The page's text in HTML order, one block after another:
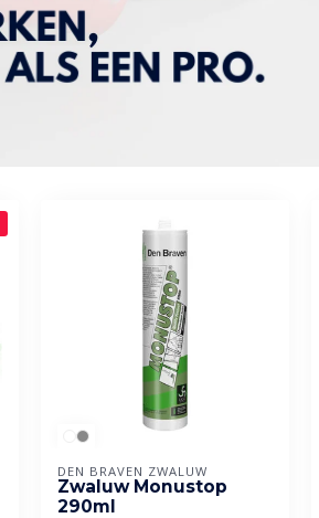
DEN BRAVEN ZWALUW
Zwaluw Monustop
290ml